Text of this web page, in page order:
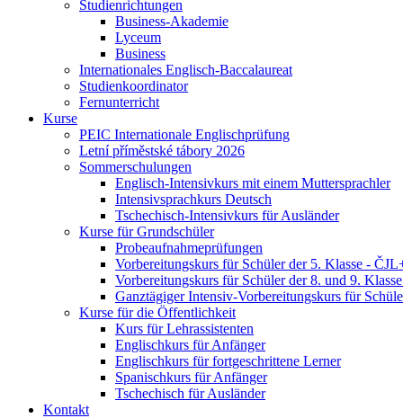
Studienrichtungen
Business-Akademie
Lyceum
Business
Internationales Englisch-Baccalaureat
Studienkoordinator
Fernunterricht
Kurse
PEIC Internationale Englischprüfung
Letní příměstské tábory 2026
Sommerschulungen
Englisch-Intensivkurs mit einem Muttersprachler
Intensivsprachkurs Deutsch
Tschechisch-Intensivkurs für Ausländer
Kurse für Grundschüler
Probeaufnahmeprüfungen
Vorbereitungskurs für Schüler der 5. Klasse -
Vorbereitungskurs für Schüler der 8. und 9.
Ganztägiger Intensiv-Vorbereitungskurs für
Kurse für die Öffentlichkeit
Kurs für Lehrassistenten
Englischkurs für Anfänger
Englischkurs für fortgeschrittene Lerner
Spanischkurs für Anfänger
Tschechisch für Ausländer
Kontakt